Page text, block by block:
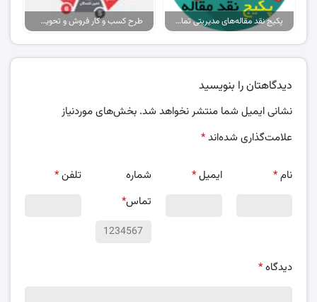
پکیج نقد مقاله‌های مدیریتی تمام گرایش‌ها طرح کسب و کار فروش و تحویل پیتزا در ایران
دیدگاهتان را بنویسید
نشانی ایمیل شما منتشر نخواهد شد. بخش‌های موردنیاز
علامت‌گذاری شده‌اند*
نام* ایمیل*
شماره
تماس*
تلفن*
دیدگاه*